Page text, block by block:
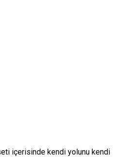
içerisinde kendi yolunu kendi